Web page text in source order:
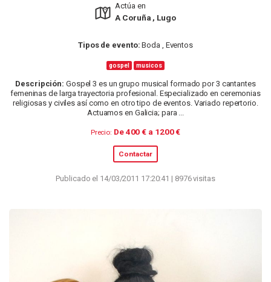
Actúa en
A Coruña , Lugo
Tipos de evento: Boda , Eventos
gospel musicos
Descripción: Gospel 3 es un grupo musical formado por 3 cantantes
femeninas de larga trayectoria profesional. Especializado en ceremonias
religiosas y civiles así como en otro tipo de eventos. Variado repertorio.
Actuamos en Galicia; para ...
Precio: De 400 € a 1200 €
Contactar
Publicado el 14/03/2011 17:20:41 | 8976 visitas